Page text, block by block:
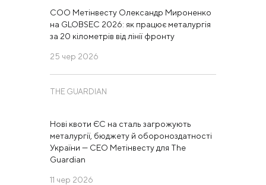
ОЧИСТИТИ ЗНАЙТИ
COO Метінвесту Олександр Мироненко
на GLOBSEC 2026: як працює металургія
за 20 кілометрів від лінії фронту
25 чер 2026
THE GUARDIAN
Нові квоти ЄС на сталь загрожують
металургії, бюджету й обороноздатності
України — СЕО Метінвесту для The
Guardian
11 чер 2026